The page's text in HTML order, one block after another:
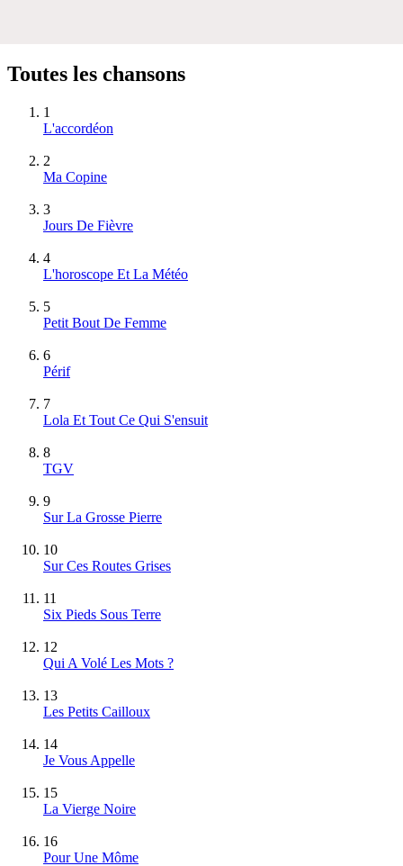
Toutes les chansons
1
L'accordéon
2
Ma Copine
3
Jours De Fièvre
4
L'horoscope Et La Météo
5
Petit Bout De Femme
6
Périf
7
Lola Et Tout Ce Qui S'ensuit
8
TGV
9
Sur La Grosse Pierre
10
Sur Ces Routes Grises
11
Six Pieds Sous Terre
12
Qui A Volé Les Mots ?
13
Les Petits Cailloux
14
Je Vous Appelle
15
La Vierge Noire
16
Pour Une Môme